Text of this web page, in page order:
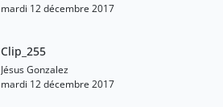
mardi 12 décembre 2017
Clip_255
Jésus Gonzalez
mardi 12 décembre 2017